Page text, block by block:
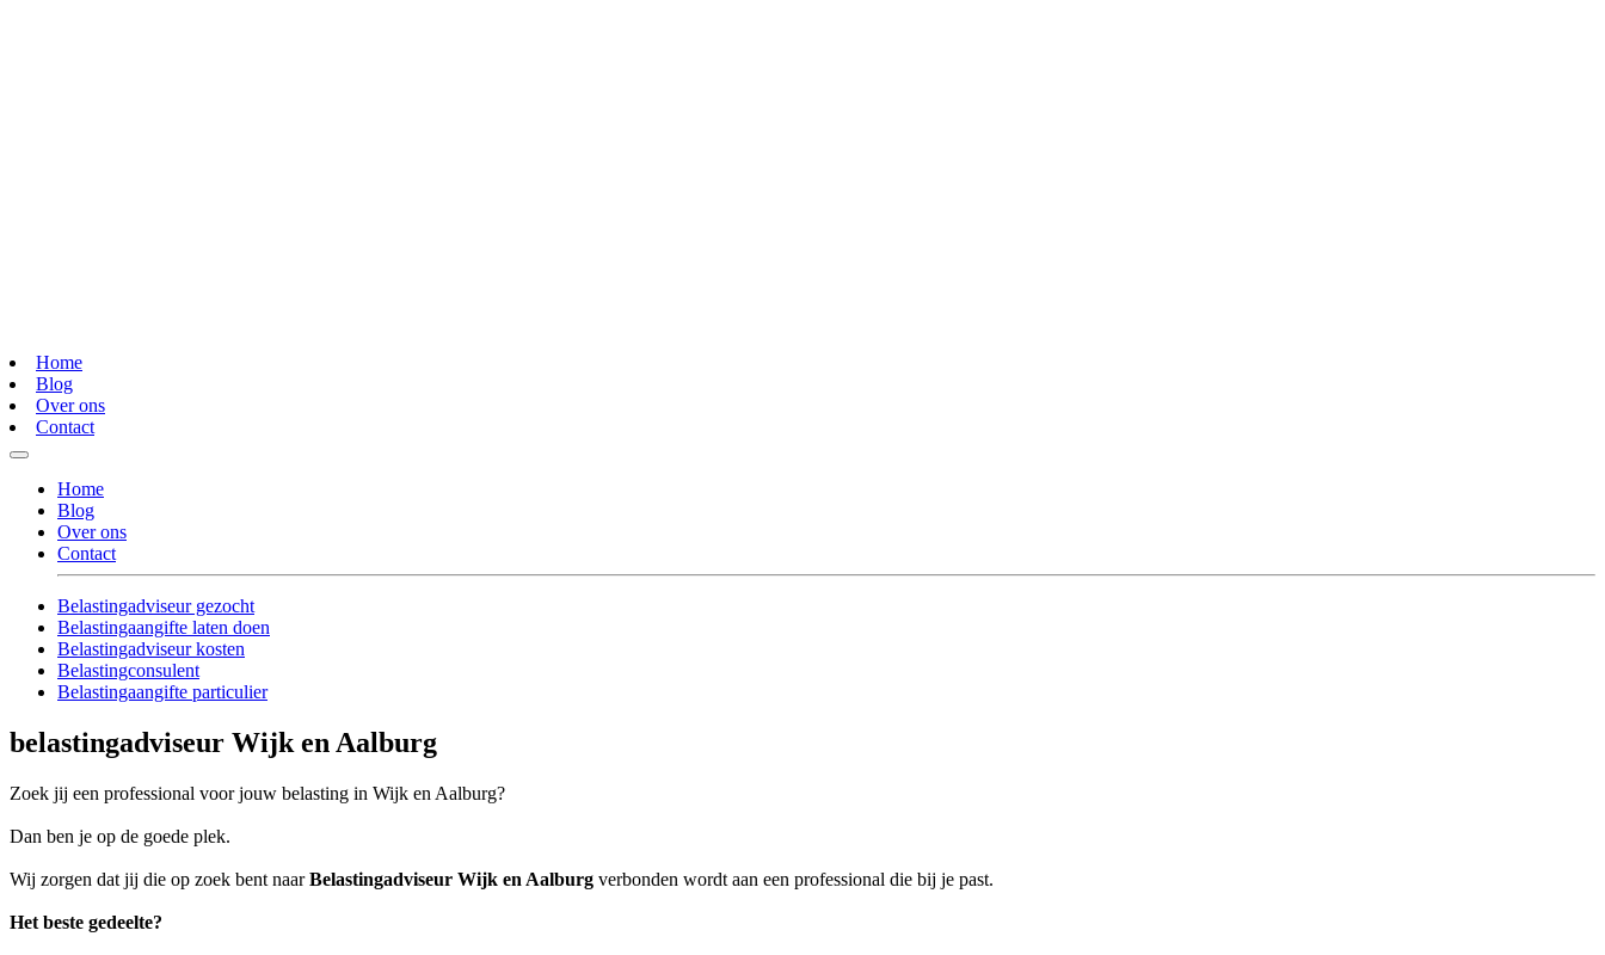
Home
Blog
Over ons
Contact
Home
Blog
Over ons
Contact
Belastingadviseur gezocht
Belastingaangifte laten doen
Belastingadviseur kosten
Belastingconsulent
Belastingaangifte particulier
belastingadviseur Wijk en Aalburg
Zoek jij een professional voor jouw belasting in Wijk en Aalburg?
Dan ben je op de goede plek.
Wij zorgen dat jij die op zoek bent naarBelastingadviseur Wijk en Aalburg verbonden wordt aan een professional die bij je past.
Het beste gedeelte?